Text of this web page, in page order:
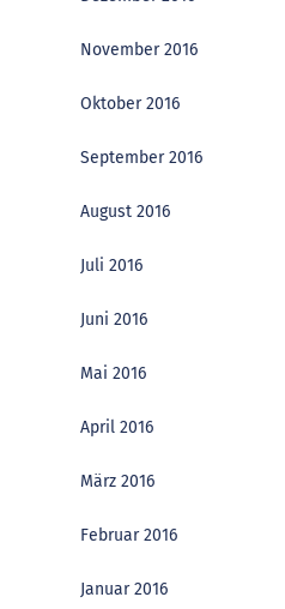
November 2016
Oktober 2016
September 2016
August 2016
Juli 2016
Juni 2016
Mai 2016
April 2016
März 2016
Februar 2016
Januar 2016